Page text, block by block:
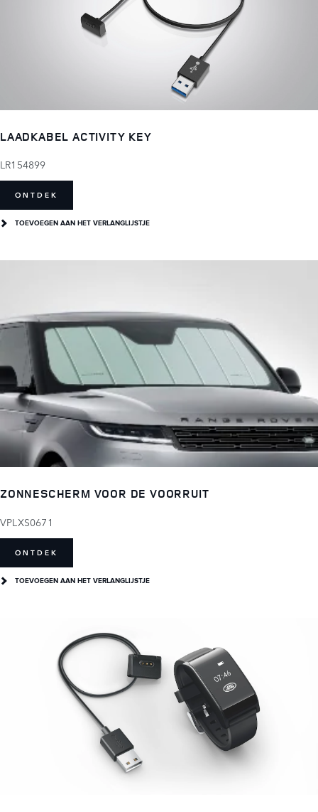
LAADKABEL ACTIVITY KEY
LR154899
ONTDEK
TOEVOEGEN AAN HET VERLANGLIJSTJE
ZONNESCHERM VOOR DE VOORRUIT
VPLXS0671
ONTDEK
TOEVOEGEN AAN HET VERLANGLIJSTJE